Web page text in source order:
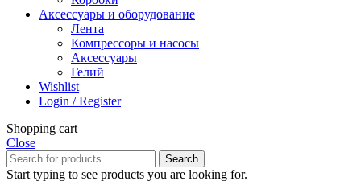
Аксессуары и оборудование
Лента
Компрессоры и насосы
Аксессуары
Гелий
Wishlist
Login / Register
Shopping cart
Close
Search
Start typing to see products you are looking for.